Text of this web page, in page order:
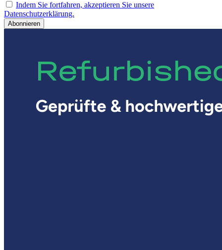
Indem Sie fortfahren, akzeptieren Sie unsere
Datenschutzerklärung.